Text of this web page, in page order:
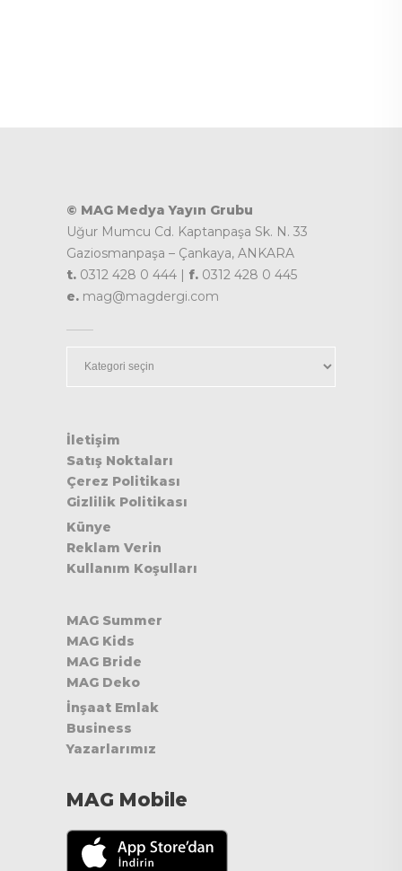
© MAG Medya Yayın Grubu
Uğur Mumcu Cd. Kaptanpaşa Sk. N. 33
Gaziosmanpaşa – Çankaya, ANKARA
t. 0312 428 0 444 | f. 0312 428 0 445
e. mag@magdergi.com
İletişim
Satış Noktaları
Çerez Politikası
Gizlilik Politikası
Künye
Reklam Verin
Kullanım Koşulları
MAG Summer
MAG Kids
MAG Bride
MAG Deko
İnşaat Emlak
Business
Yazarlarımız
MAG Mobile